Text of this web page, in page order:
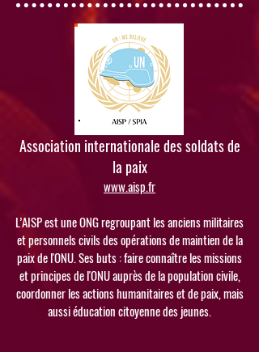
Association internationale des soldats de
la paix
www.aisp.fr
L’AISP est une ONG regroupant les anciens militaires
et personnels civils des opérations de maintien de la
paix de l'ONU. Ses buts : faire connaître les missions
et principes de l'ONU auprès de la population civile,
coordonner les actions humanitaires et de paix, mais
aussi éducation citoyenne des jeunes.